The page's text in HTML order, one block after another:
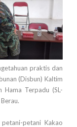
praktis dan
(Disbun) Kaltim
Hama Terpadu (SL-
petani Kakao